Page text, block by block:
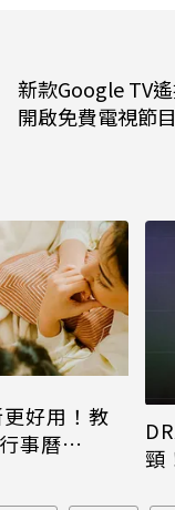
新款Google TV
開啟免費電視節
好用！教
事曆
頸